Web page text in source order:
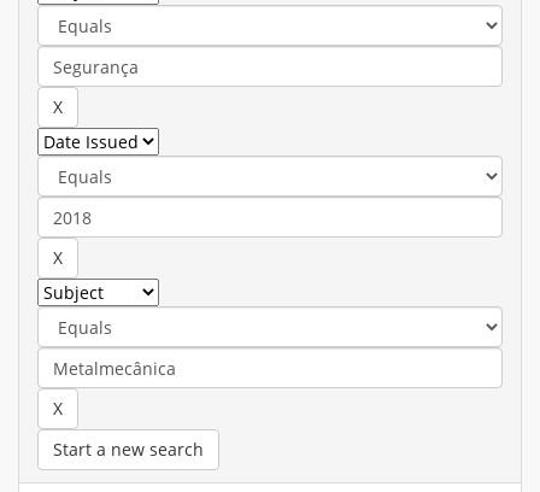
Start a new search